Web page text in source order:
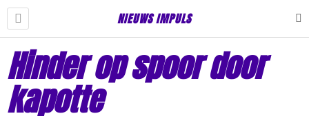
NIEUWS IMPULS
Hinder op spoor door
kapotte